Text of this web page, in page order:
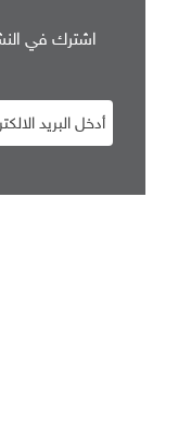
اشترك في